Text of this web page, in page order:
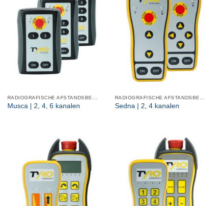
Musca | 2, 4, 6 kanalen Sedna | 2, 4 kanalen